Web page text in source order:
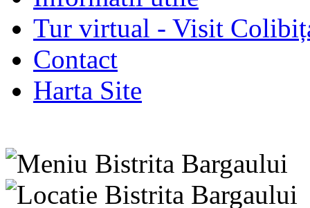
Tur virtual - Visit
Contact
Harta Site